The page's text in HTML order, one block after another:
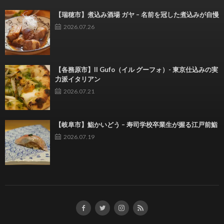
【瑞穂市】煮込み酒場 ガヤ – 名前を冠した煮込みが自慢
2026.07.26
【各務原市】Il Gufo（イル グーフォ）- 東京仕込みの実
力派イタリアン
2026.07.21
【岐阜市】鮨かいどう – 寿司学校卒業生が握る江戸前鮨
2026.07.19